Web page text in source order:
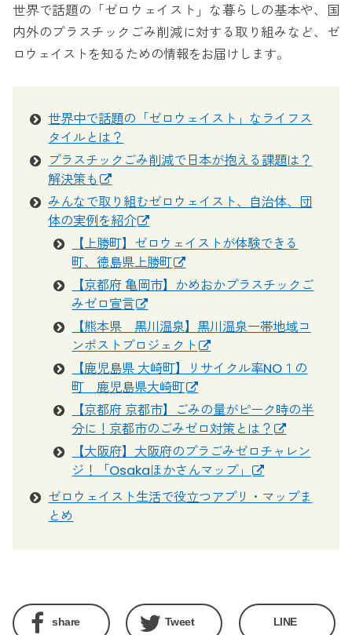
世界で話題の「ゼロウェイスト」な暮らしの基本や、国
内外のプラスチックごみ削減に対する取り組みなど、ゼ
ロウェイストを知るための情報をお届けします。
世界中で話題の「ゼロウェイスト」なライフス
タイルとは？
プラスチックごみ削減で日本が抱える課題は？
解決策も
みんなで取り組むゼロウェイスト、自治体、団
体の実例を紹介
【上勝町】ゼロウェイストが体験できる
町、徳島県上勝町
【京都府 亀岡市】かめおかプラスチックご
みゼロ宣言
【熊本県 黒川温泉】黒川温泉一帯地域コ
ンポストプロジェクト
【鹿児島県 大崎町】リサイクル率NO１の
町 鹿児島県大崎町
【京都府 京都市】ごみの量がピーク時の半
分に！京都市のごみゼロ対策とは？
【大阪府】大阪府のプラごみゼロチャレン
ジ！「Osakaほかさんマップ」
ゼロウェイスト生活で役立つアプリ・マップま
とめ
share Tweet LINE